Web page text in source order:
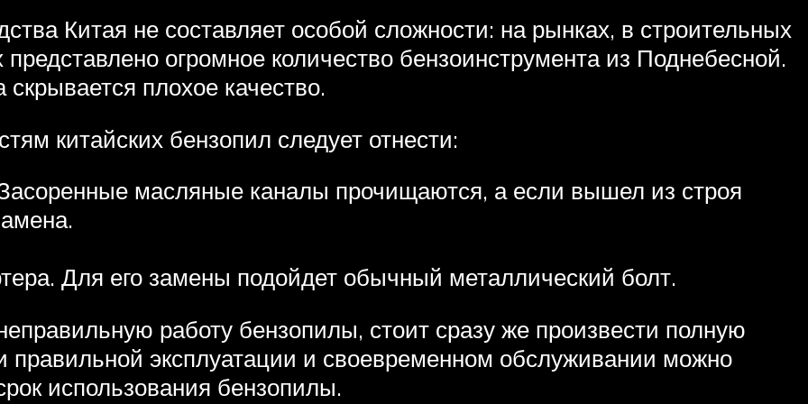
Китая не составляет особой сложности: на рынках, в строительных
огромное количество бензоинструмента из Поднебесной.
плохое качество.
китайских бензопил следует отнести:
масляные каналы прочищаются, а если вышел из строя
Для его замены подойдет обычный металлический болт.
работу бензопилы, стоит сразу же произвести полную
правильной эксплуатации и своевременном обслуживании можно
использования бензопилы.